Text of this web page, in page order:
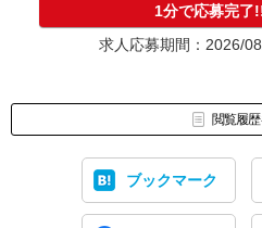
1分で応募完了
求人応募期間：2026/
閲覧履
ブックマーク